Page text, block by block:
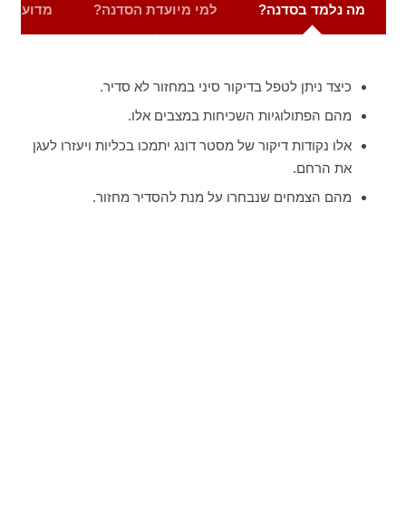
מה נלמד בסדנה? למי מיועדת הסדנה? מדוע
כיצד ניתן לטפל בדיקור סיני במחזור לא סדיר.
מהם הפתולוגיות השכיחות במצבים אלו.
אלו נקודות דיקור של מסטר דונג יתמכו בכליות ויעזרו לעגן
את הרחם.
מהם הצמחים שנבחרו על מנת להסדיר מחזור.